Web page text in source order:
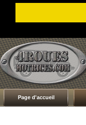
Page d'accueil